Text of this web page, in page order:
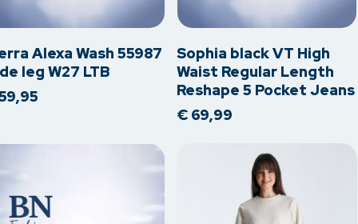
Alexa Wash 55987
leg W27 LTB
product
heeft
meerdere
variaties.
Deze
optie
Sophia black VT High
Waist Regular Length
Reshape 5 Pocket Jeans
€69,99